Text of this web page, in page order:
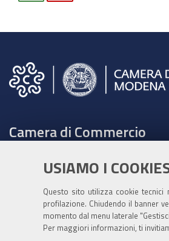
USIAMO I
Questo sito utilizza cookie
profilazione. Chiudendo il banner
momento dal menu laterale
Per maggiori informazioni, ti
Camera di Commercio
Tel. 059208111 -URP
Contabilità speciale Banca d'Italia:
IT75Q 01000 04306 TU00 0001
Fatt. elettronica - Cod. univoco: